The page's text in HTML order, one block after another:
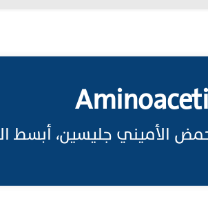
الأميني جليسين، أبسط